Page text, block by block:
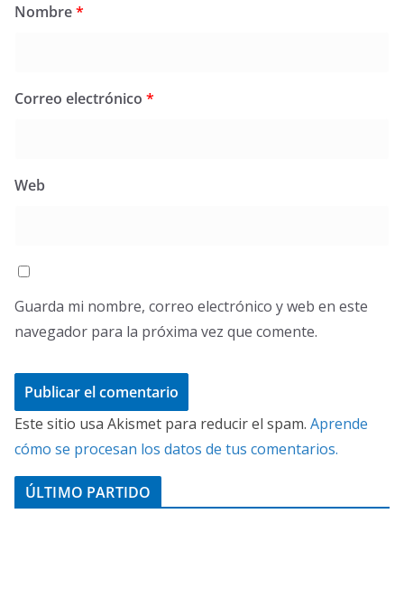
Nombre*
Correo electrónico *
Web
Guarda mi nombre, correo electrónico y web en este
navegador para la próxima vez que comente.
Este sitio usa Akismet para reducir el spam. Aprende
cómo se procesan los datos de tus comentarios.
ÚLTIMO PARTIDO